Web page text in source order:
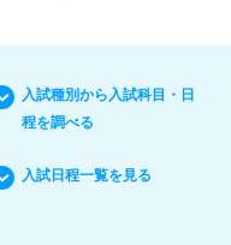
入試種別から入試科目・日
程を調べる
入試日程一覧を見る